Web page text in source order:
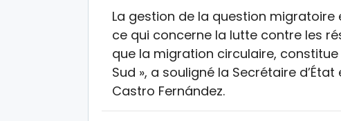
La gestion de la question migratoire
ce qui concerne la lutte contre les
que la migration circulaire,
Sud », a souligné la Secrétaire
Castro Fernández.